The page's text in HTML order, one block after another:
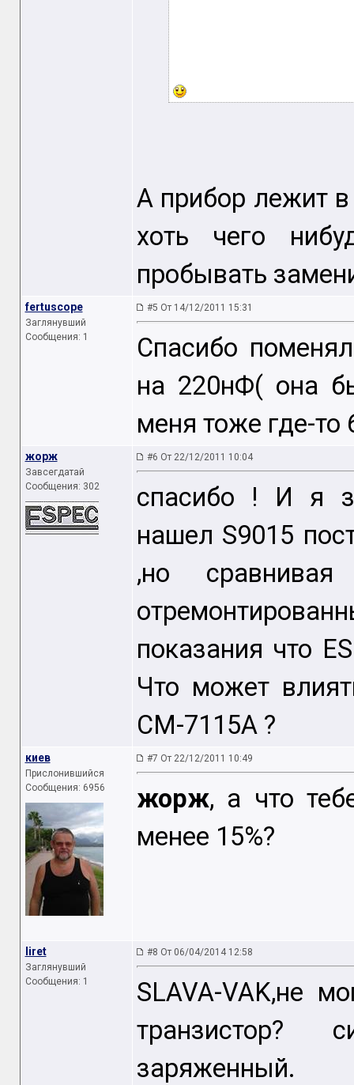
А прибор лежит
хоть чего
пробывать
fertuscope
Заглянувший
Сообщения: 1
#5 От 14/12/2011 15:31
Спасибо
на 220нФ( она
меня тоже где-то
жорж
Завсегдатай
Сообщения: 302
#6 От 22/12/2011 10:04
спасибо ! И я
нашел S9015
,но
показания что
Что может
CM-7115A ?
киев
Прислонившийся
Сообщения: 6956
#7 От 22/12/2011 10:49
жорж, а что
менее 15%?
liret
Заглянувший
Сообщения: 1
#8 От 06/04/2014 12:58
SLAVA-VAK,не
транзистор?
заряженный.